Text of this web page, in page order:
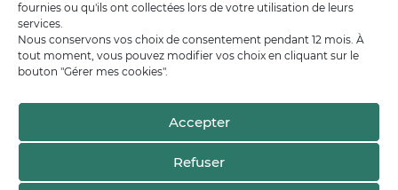
fournies ou qu'ils ont collectées lors de votre utilisation de leurs
services.
Nous conservons vos choix de consentement pendant 12 mois. À
tout moment, vous pouvez modifier vos choix en cliquant sur le
bouton "Gérer mes cookies".
Accepter
Refuser